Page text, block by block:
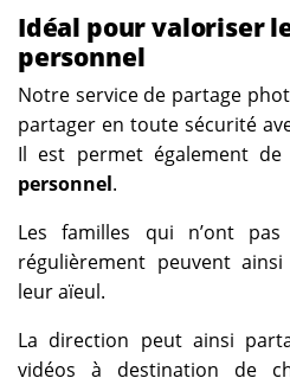
Idéal pour valoriser
personnel
Notre service de partage
partager en toute sécurité
Il est permet également
personnel.
Les familles qui n’ont
régulièrement peuvent
leur aïeul.
La direction peut ainsi
vidéos à destination de